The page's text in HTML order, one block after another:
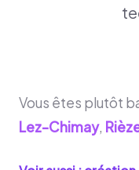
Vous êtes plutôt
Lez-Chimay,